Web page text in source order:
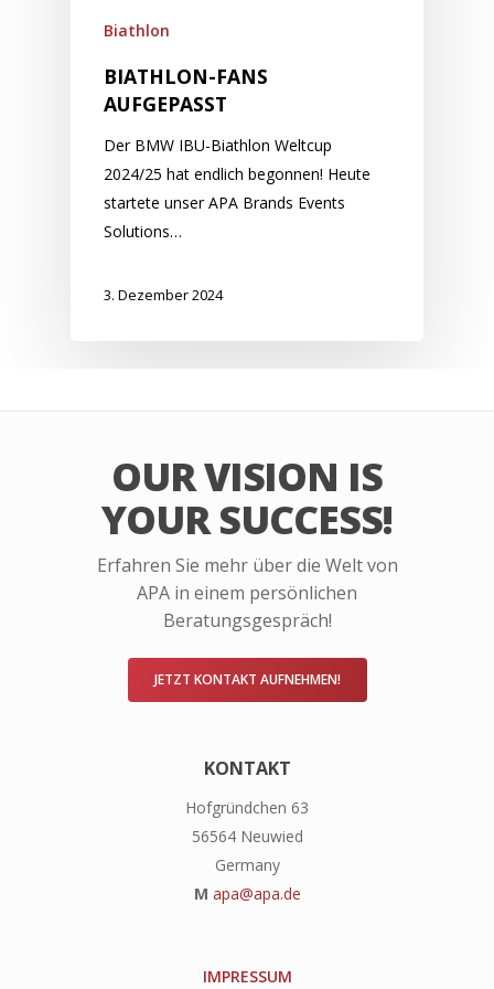
Biathlon
BIATHLON-FANS
AUFGEPASST
Der BMW IBU-Biathlon Weltcup
2024/25 hat endlich begonnen! Heute
startete unser APA Brands Events
Solutions…
3. Dezember 2024
OUR VISION IS
YOUR SUCCESS!
Erfahren Sie mehr über die Welt von
APA in einem persönlichen
Beratungsgespräch!
JETZT KONTAKT AUFNEHMEN!
KONTAKT
Hofgründchen 63
56564 Neuwied
Germany
M apa@apa.de
IMPRESSUM